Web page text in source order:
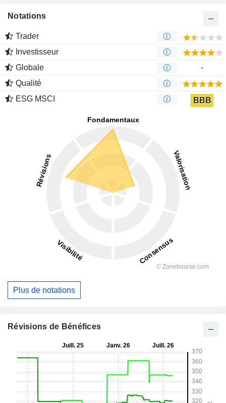
Notations
Trader
Investisseur
Globale
-
Qualité
ESG MSCI
BBB
Plus de notations
Révisions de Bénéfices